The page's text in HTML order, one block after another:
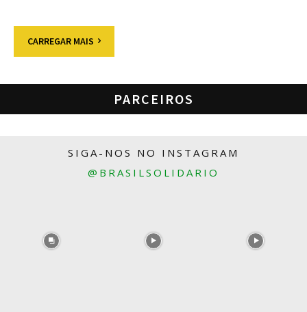
CARREGAR MAIS
PARCEIROS
SIGA-NOS NO INSTAGRAM
@BRASILSOLIDARIO